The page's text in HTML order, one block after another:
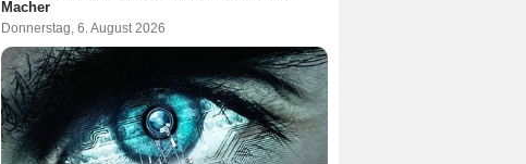
Macher
Donnerstag, 6. August 2026